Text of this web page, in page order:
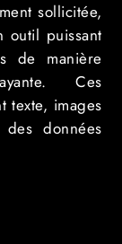
sollicitée,
outil puissant
de manière
Ces
texte, images
données